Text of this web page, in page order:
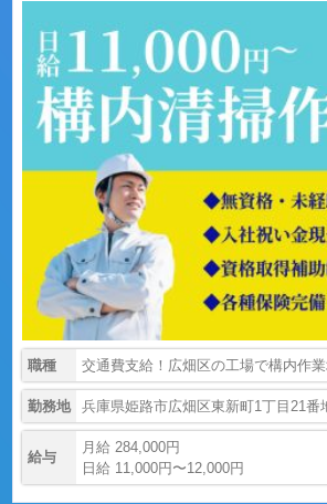
職種 交通費支給！広畑区の工場で構内作
勤務地 兵庫県姫路市広畑区東新町1丁目21番
給与
月給 284,000円
日給 11,000円〜12,000円